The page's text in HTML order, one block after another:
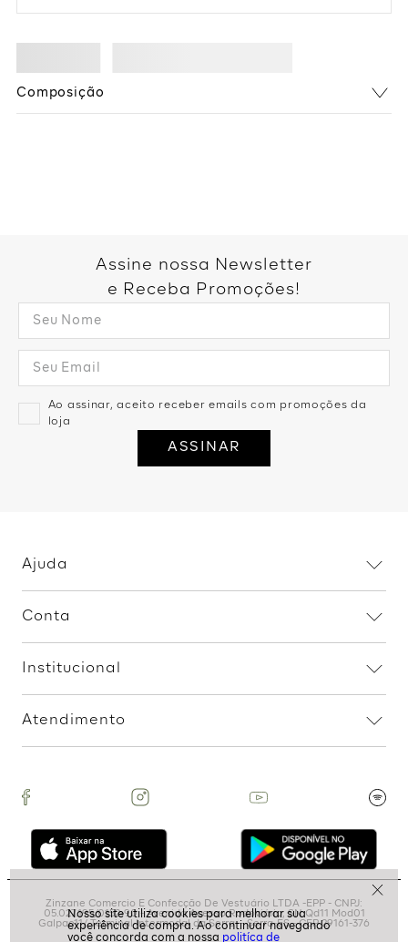
politíca de
Composição
Bermuda Estampada Max Power
Opaco - Off White
119,99
99 1 R$ 39,99
Virada - Denim Escuro
Assine nossa Newsletter
e Receba Promoções!
Ao assinar, aceito receber emails com promoções da
ASSINAR